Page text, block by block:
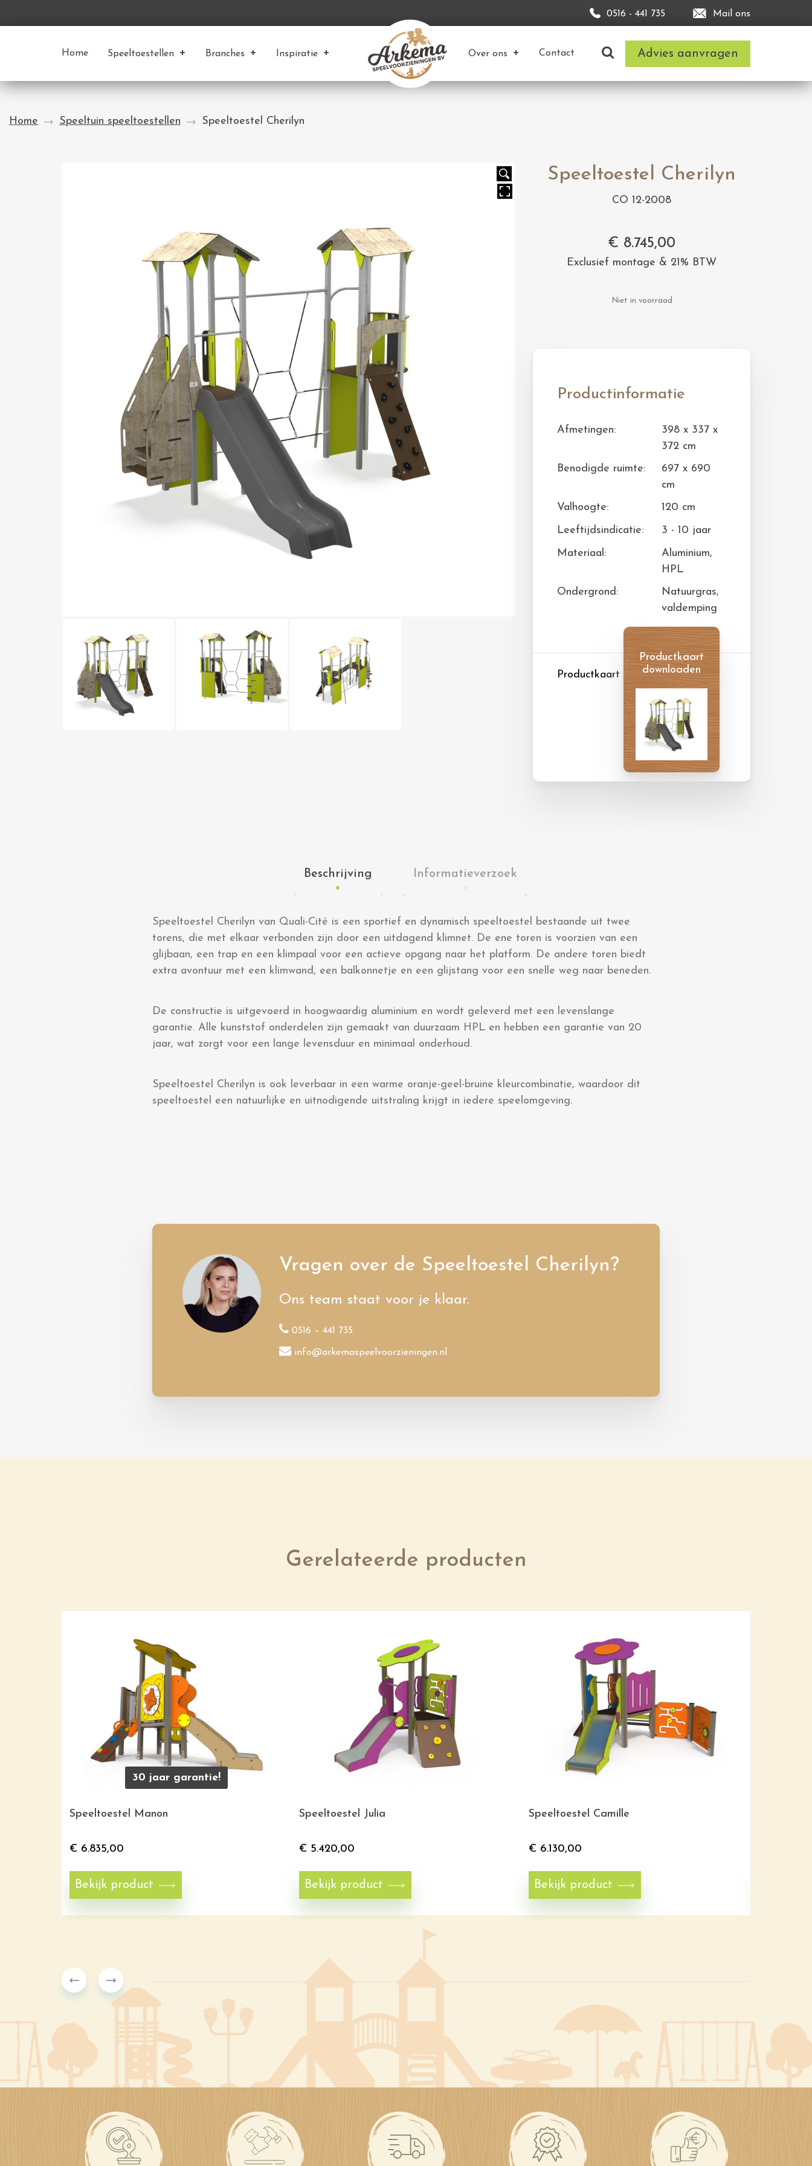
0516 - 441 735 Mail ons
Home Speeltoestellen Branches Inspiratie Over ons Contact Advies aanvragen
Home Speeltuin speeltoestellen Speeltoestel Cherilyn
Speeltoestel Cherilyn
CO 12-2008
€ 8.745,00
Exclusief montage & 21% BTW
Niet in voorraad
Productinformatie
Afmetingen:
398 x 337 x
372 cm
Benodigde ruimte:
697 x 690
cm
Valhoogte:
120 cm
Leeftijdsindicatie:
3 - 10 jaar
Materiaal:
Aluminium,
HPL
Ondergrond:
Natuurgras,
valdemping
Productkaart
Productkaart
downloaden
Beschrijving Informatieverzoek
Speeltoestel Cherilyn van Quali-Cité is een sportief en dynamisch speeltoestel bestaande uit twee
torens, die met elkaar verbonden zijn door een uitdagend klimnet. De ene toren is voorzien van een
glijbaan, een trap en een klimpaal voor een actieve opgang naar het platform. De andere toren biedt
extra avontuur met een klimwand, een balkonnetje en een glijstang voor een snelle weg naar beneden.
De constructie is uitgevoerd in hoogwaardig aluminium en wordt geleverd met een levenslange
garantie. Alle kunststof onderdelen zijn gemaakt van duurzaam HPL en hebben een garantie van 20
jaar, wat zorgt voor een lange levensduur en minimaal onderhoud.
Speeltoestel Cherilyn is ook leverbaar in een warme oranje-geel-bruine kleurcombinatie, waardoor dit
speeltoestel een natuurlijke en uitnodigende uitstraling krijgt in iedere speelomgeving.
Vragen over de Speeltoestel Cherilyn?
Ons team staat voor je klaar.
0516 – 441 735
info@arkemaspeelvoorzieningen.nl
Gerelateerde producten
30 jaar garantie!
Speeltoestel Manon
€ 6.835,00
Bekijk product
Speeltoestel Julia
€ 5.420,00
Bekijk product
Speeltoestel Camille
€ 6.130,00
Bekijk product